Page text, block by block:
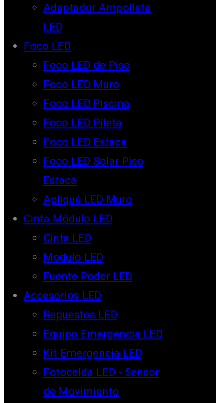
Adaptador Ampolleta
LED
Foco LED
Foco LED de Piso
Foco LED Muro
Foco LED Piscina
Foco LED Pileta
Foco LED Estaca
Foco LED Solar Piso
Estaca
Apliqué LED Muro
Cinta Módulo LED
Cinta LED
Modulo LED
Fuente Poder LED
Accesorios LED
Repuestos LED
Equipo Emergencia LED
Kit Emergencia LED
Fotocelda LED - Sensor
de Movimiento